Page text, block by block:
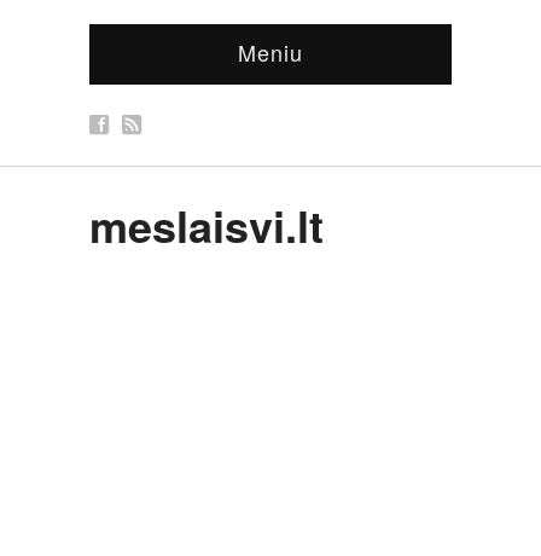
Meniu
meslaisvi.lt